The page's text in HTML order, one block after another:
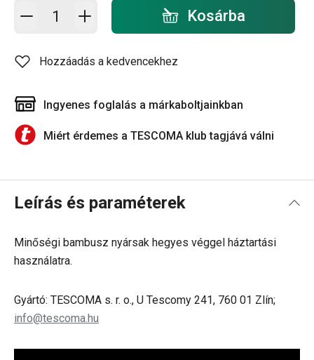
Kosárba - mennyiség Kosárba
Hozzáadás a kedvencekhez
Ingyenes foglalás a márkaboltjainkban
Miért érdemes a TESCOMA klub tagjává válni
Leírás és paraméterek
Minőségi bambusz nyársak hegyes véggel háztartási
használatra.
Gyártó: TESCOMA s. r. o., U Tescomy 241, 760 01 Zlín;
info@tescoma.hu